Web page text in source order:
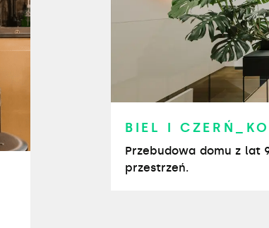
BIEL I
Przebudowa domu z lat
przestrzeń.